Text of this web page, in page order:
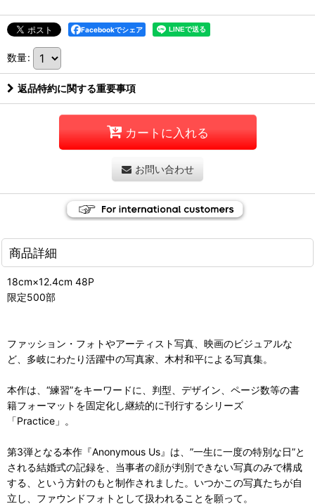
Facebookでシェア
数量:
返品特約に関する重要事項
カートに入れる
お問い合わせ
商品詳細
18cm×12.4cm 48P
限定500部
ファッション・フォトやアーティスト写真、映画のビジュアルな
ど、多岐にわたり活躍中の写真家、木村和平による写真集。
本作は、“練習”をキーワードに、判型、デザイン、ページ数等の書
籍フォーマットを固定化し継続的に刊行するシリーズ
「Practice」。
第3弾となる本作『Anonymous Us』は、”一生に一度の特別な日”と
される結婚式の記録を、当事者の顔が判別できない写真のみで構成
する、という方針のもと制作されました。いつかこの写真たちが自
立し、ファウンドフォトとして扱われることを願って。